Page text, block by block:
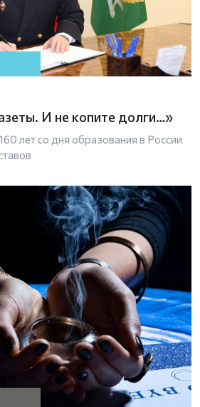
И не копите долги…»
лет со дня образования в России